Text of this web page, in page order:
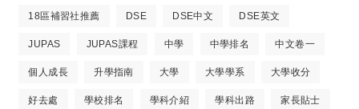
18區補習社推薦 DSE DSE中文 DSE英文
JUPAS JUPAS課程 中學 中學排名 中文卷一
個人成長 升學指南 大學 大學學系 大學收分
好去處 學校排名 學科介紹 學科出路 家長貼士